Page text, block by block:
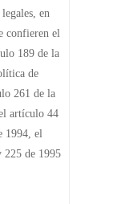
en
confieren el
189 de la
de
261 de la
artículo 44
1994, el
225 de 1995